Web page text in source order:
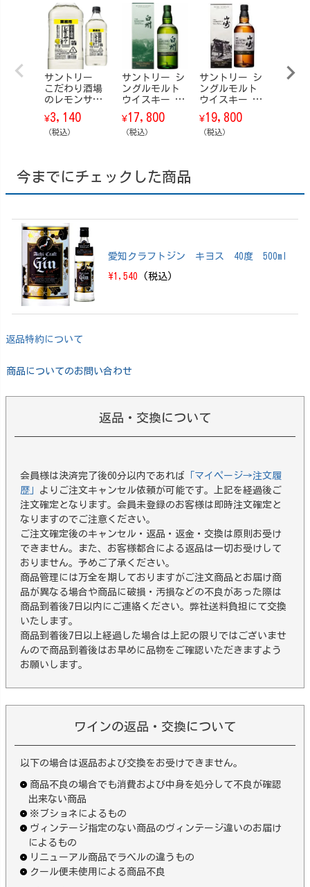
サントリー
こだわり酒場
のレモンサワ
ーの素コン
ク 1.8L
¥3,140
（税込）
サントリー シ
ングルモルト
ウイスキー 白
州 Story of t
he Distillery
（ストーリ
25 EDITION 70
¥17,800
（税込）
サントリー シ
ングルモルト
ウイスキー 山
崎 Story of t
he Distillery
（ストーリ
¥19,800
（税込）
サン
今までにチェックした商品
愛知クラフトジン キヨス 40度 500ml
\1,540 (税込)
返品特約について
商品についてのお問い合わせ
返品・交換について
会員様は決済完了後60分以内であれば 「マイページ→注文履
歴」 よりご注文キャンセル依頼が可能です。上記を経過後ご
注文確定となります。会員未登録のお客様は即時注文確定と
なりますのでご注意ください。
ご注文確定後のキャンセル・返品・返金・交換は原則お受け
できません。また、お客様都合による返品は一切お受けして
おりません。予めご了承ください。
商品管理には万全を期しておりますがご注文商品とお届け商
品が異なる場合や商品に破損・汚損などの不良があった際は
商品到着後7日以内にご連絡ください。弊社送料負担にて交換
いたします。
商品到着後7日以上経過した場合は上記の限りではございませ
んので商品到着後はお早めに品物をご確認いただきますよう
お願いします。
ワインの返品・交換について
以下の場合は返品および交換をお受けできません。
商品不良の場合でも消費および中身を処分して不良が確認
出来ない商品
※ブショネによるもの
ヴィンテージ指定のない商品のヴィンテージ違いのお届け
によるもの
リニューアル商品でラベルの違うもの
クール便未使用による商品不良